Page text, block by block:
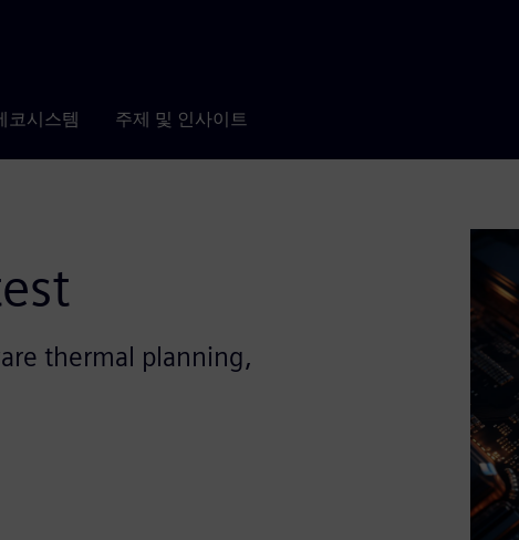
코시스템 주제 및 인사이트
thermal planning,